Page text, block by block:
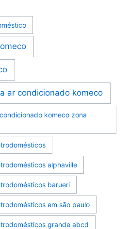
ar condicionado komeco
komeco zona
alphaville
barueri
em são paulo
grande abcd